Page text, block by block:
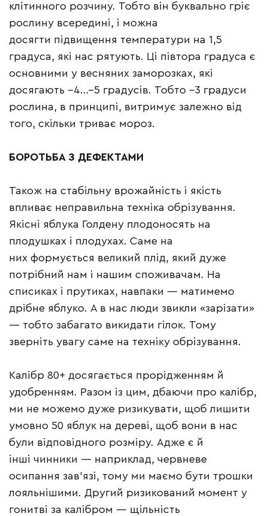
клітинного розчину. Тобто він буквально гріє
рослину всередині, і можна
досягти підвищення температури на 1,5
градуса, які нас рятують. Ці півтора градуса є
основними у весняних заморозках, які
досягають –4…–5 градусів. Тобто –3 градуси
рослина, в принципі, витримує залежно від
того, скільки триває мороз.
БОРОТЬБА З ДЕФЕКТАМИ
Також на стабільну врожайність і якість
впливає неправильна техніка обрізування.
Якісні яблука Голдену плодоносять на
плодушках і плодухах. Саме на
них формується великий плід, який дуже
потрібний нам і нашим споживачам. На
списиках і прутиках, навпаки — матимемо
дрібне яблуко. А в нас люди звикли «зарізати»
— тобто забагато викидати гілок. Тому
зверніть увагу саме на техніку обрізування.
Калібр 80+ досягається прорідженням й
удобренням. Разом із цим, дбаючи про калібр,
ми не можемо дуже ризикувати, щоб лишити
умовно 50 яблук на дереві, щоб вони в нас
були відповідного розміру. Адже є й
інші чинники — наприклад, червневе
осипання зав’язі, тому ми маємо бути трошки
лояльнішими. Другий ризикований момент у
гонитві за калібром — щільність